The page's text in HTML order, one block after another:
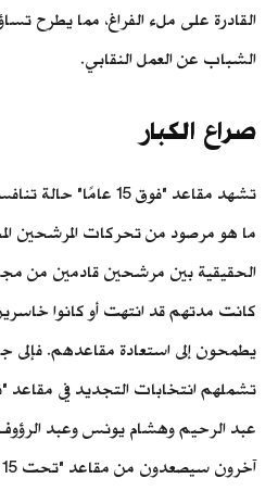
القادرة على ملء الفراغ، مما يطرح
الشباب عن العمل النقابي.
صراع الكبار
تشهد مقاعد "فوق 15
ما هو مرصود من تحركات المرشحين
الحقيقية بين مرشحين قادمين من
كانت مدتهم قد انتهت أو كانوا خاسرين
يطمحون إلى استعادة مقاعدهم. فإلى
عبد الرحيم وهشام يونس وعبد